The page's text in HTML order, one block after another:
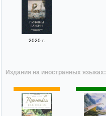
2020 г.
Издания на иностранных языках: